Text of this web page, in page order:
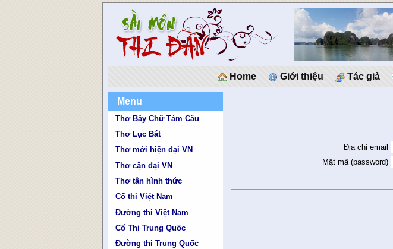
Home Giới thiệu Tác giả
Menu
Thơ Bảy Chữ Tám Câu
Thơ Lục Bát
Thơ mới hiện đại VN
Thơ cận đại VN
Thơ tân hình thức
Cổ thi Việt Nam
Đường thi Việt Nam
Cổ Thi Trung Quốc
Đường thi Trung Quốc
Địa chỉ email
Mật mã (password)